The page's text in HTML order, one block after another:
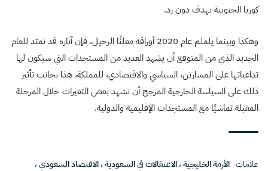
كوريا الجنوبية بهدف دون رد.
وهكذا وبينما يلملم عام 2020 أوراقه معلنًا الرحيل، فإن آثاره قد تمتد للعام
الجديد الذي من المتوقع أن يشهد العديد من المستجدات التي سيكون لها
تداعياتها على المسارين، السياسي والاقتصادي، للمملكة، هذا بجانب تأثير
ذلك على السياسة الخارجية المرجح أن تشهد بعض التغيرات خلال المرحلة
المقبلة تماشيًا مع المستجدات الإقليمية والدولية.
علامات الأزمة الخليجية،الاعتقالات في السعودية،الاقتصاد السعودي،